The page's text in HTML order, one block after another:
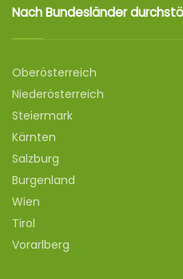
Nach Bundesländer
Oberösterreich
Niederösterreich
Steiermark
Kärnten
Salzburg
Burgenland
Wien
Tirol
Vorarlberg